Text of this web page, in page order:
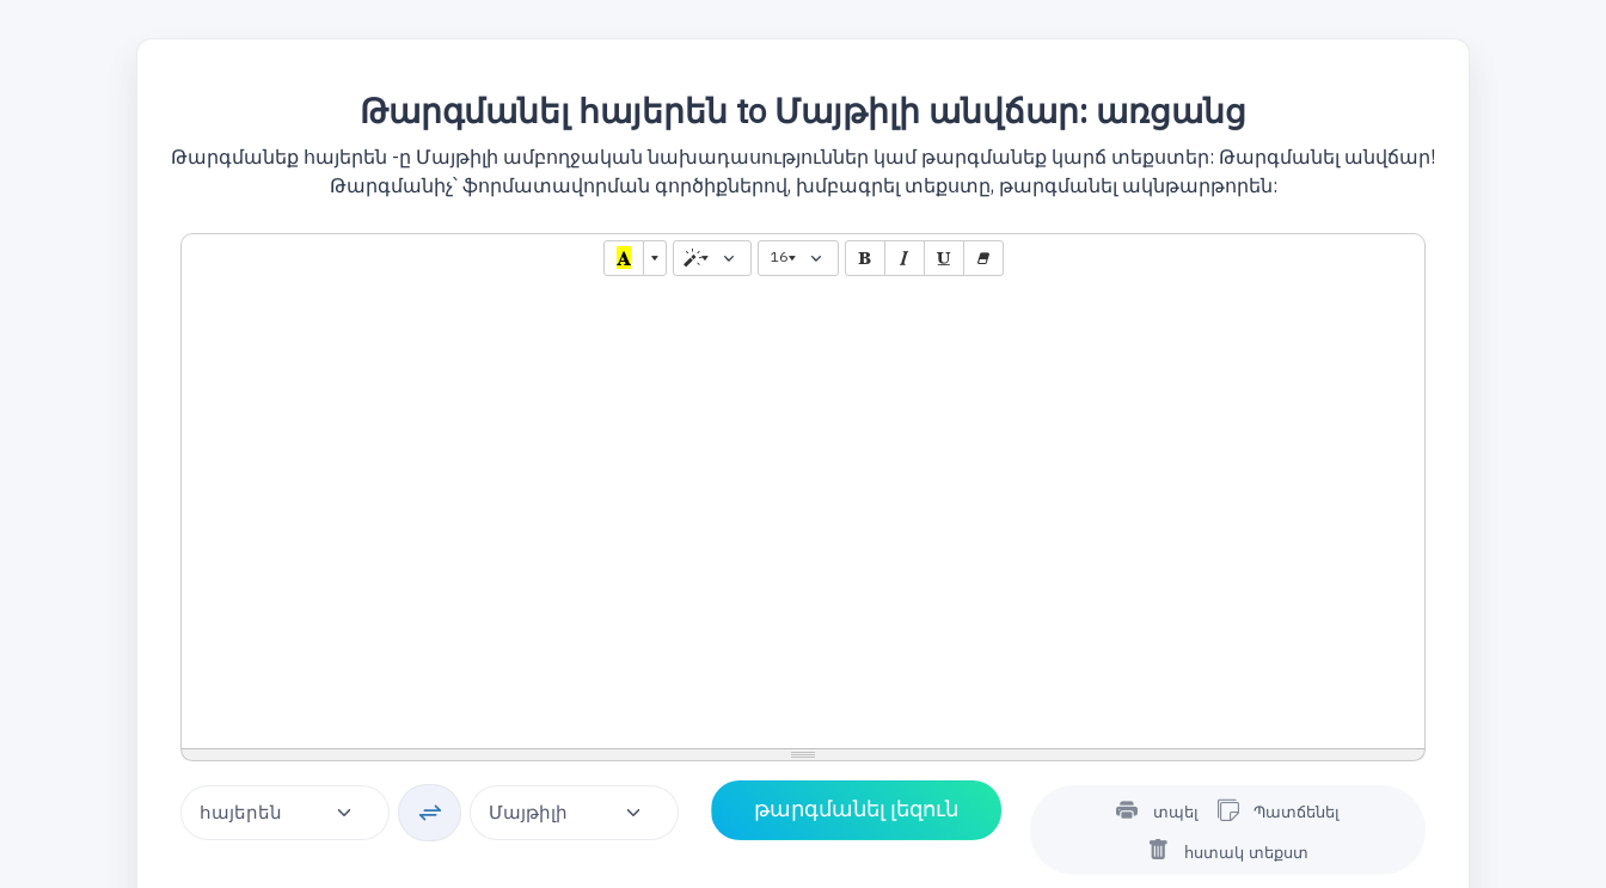
Թարգմանել հայերեն to Մայթիլի անվճար: առցանց
Թարգմանեք հայերեն -ը Մայթիլի ամբողջական նախադասություններ կամ թարգմանեք կարճ տեքստեր: Թարգմանել անվճար!
Թարգմանիչ՝ ֆորմատավորման գործիքներով, խմբագրել տեքստը, թարգմանել ակնթարթորեն:
16
տպել Պատճենել
հստակ տեքստ